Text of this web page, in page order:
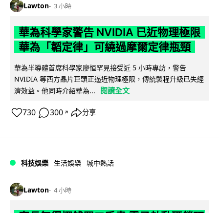
Lawton 3 小時
華為科學家警告 NVIDIA 已近物理極限
華為「韜定律」可繞過摩爾定律瓶頸
華為半導體首席科學家廖恒罕見接受近 5 小時專訪，警告
NVIDIA 等西方晶片巨頭正逼近物理極限，傳統製程升級已失經
濟效益。他同時介紹華為...
閱讀全文
730 300 ↗ 分享
科技娛樂 生活娛樂 城中熱話
Lawton 4 小時